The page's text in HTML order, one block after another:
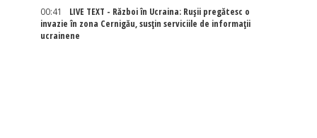
00:41
LIVE TEXT - Război în Ucraina: Rușii pregătesc o
invazie în zona Cernigău, susțin serviciile de informații
ucrainene